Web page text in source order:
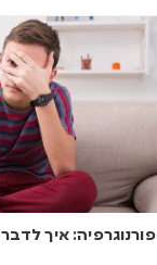
פורנוגרפיה: איך לדבר